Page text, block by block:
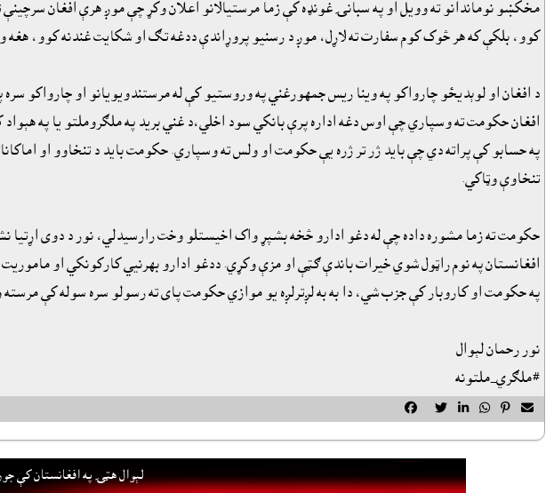
مخکښو نوماندانو ته وويل او په سبانۍ غونډه کې زما مرستيالانو اعلان وکړ چې موږ هرې افغان
کوو، بلکې که هر څوک کوم سفارت ته لاړل، موږ د رسنيو پروړاندې ددغه تګ او شکايت غندنه کوو،
افغان حکومت ته وسپاري چې اوس دغه اداره پرې بانکي سود اخلي،د غني بريد په ملګروملتو يا په هېواد
په حسابو کې پراته دي چې بايد ژر تر ژره يې حکومت او ولس ته وسپاري. حکومت بايد د تنخاوو او
تنخاوې وټاکي.
حکومت ته زما مشوره داده چې له دغو ادارو څخه بشپړ واک اخيستلو وخت رارسيدلي، نور د دوى اړتيا
افغانستان په نوم راټول شوي خيرات باندې ګټې او مزې وکړي. ددغو ادارو بهرنيي کارکونکي او
په حکومت او کاروبار کې جزب شي، دا به به لږترلږه يو موازي حکومت پاى ته رسولو سره سوله کې
نور رحمان لېوال
#ملګري_ملتونه
     
لېوال هټۍ په افغانستان کې